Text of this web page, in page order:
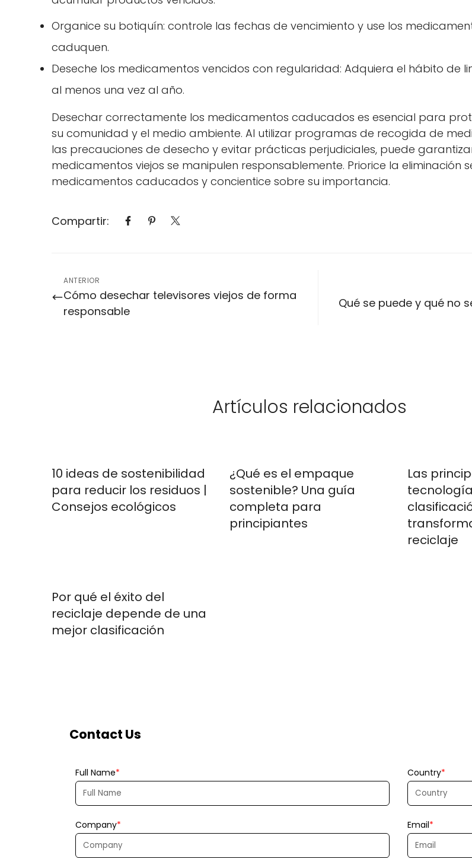
Organice su botiquín: controle las fechas de vencimiento y use los
caduquen.
Deseche los medicamentos vencidos con regularidad: Adquiera el hábito de
al menos una vez al año.
Desechar correctamente los medicamentos caducados es esencial para
su comunidad y el medio ambiente. Al utilizar programas de recogida de
las precauciones de desecho y evitar prácticas perjudiciales, puede
medicamentos viejos se manipulen responsablemente. Priorice la eliminación
medicamentos caducados y concientice sobre su importancia.
Compartir:
ANTERIOR
Cómo desechar televisores viejos de forma
responsable
Qué se puede y qué no
Artículos relacionados
10 ideas de sostenibilidad
para reducir los residuos |
Consejos ecológicos
¿Qué es el empaque
sostenible? Una guía
completa para
principiantes
Las
reciclaje
Por qué el éxito del
reciclaje depende de una
mejor clasificación
¿Tienes 18 años o más?